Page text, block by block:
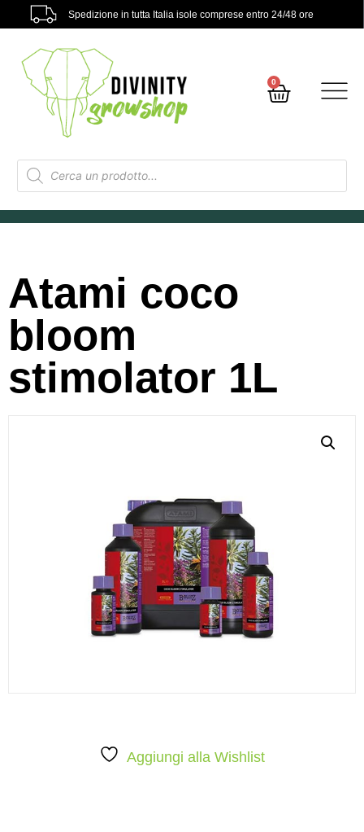
Spedizione in tutta Italia isole comprese entro 24/48 ore
0
Atami coco
bloom
stimolator 1L
Aggiungi alla Wishlist